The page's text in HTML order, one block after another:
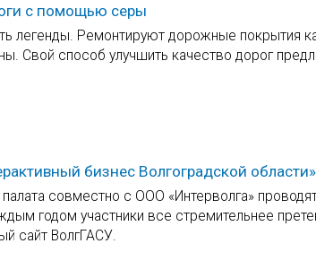
с помощью серы
легенды. Ремонтируют дорожные покрытия
Свой способ улучшить качество дорог
бизнес Волгоградской области»
совместно с ООО «Интерволга»
годом участники все стремительнее
сайт ВолгГАСУ.